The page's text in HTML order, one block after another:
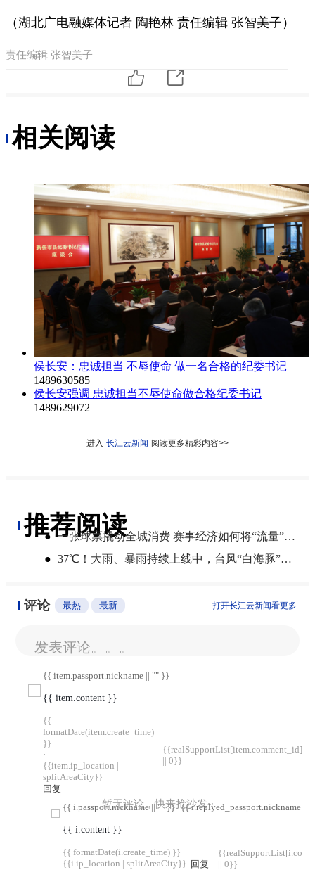
（湖北广电融媒体记者 陶艳林 责任编辑 张智美子）
责任编辑 张智美子
相关阅读
侯长安：忠诚担当 不辱使命 做一名合格的纪委书记
1489630585
侯长安强调 忠诚担当不辱使命做合格纪委书记
1489629072
进入 长江云新闻 阅读更多精彩内容>>
推荐阅读
●
一张球票撬动全城消费 赛事经济如何将“流量”变“增量”
●
​37℃！大雨、暴雨持续上线中，台风“白海豚”将影响湖北
评论 最热 最新 打开长江云新闻看更多
发表评论。。。
{{ item.passport.nickname || "" }}
{{ item.content }}
{{
formatDate(item.create_time)
}}
·
{{item.ip_location |
splitAreaCity}}
回复
{{realSupportList[item.comment_id]
|| 0}}
{{ i.passport.nickname || "" }} {{ i.replyed_passport.nickname ||
{{ i.content }}
{{ formatDate(i.create_time) }} ·
{{i.ip_location | splitAreaCity}} 回复
|| 0}}
暂无评论，快来抢沙发~